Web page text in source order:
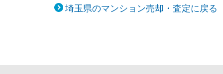
埼玉県のマンション売却・査定に戻る